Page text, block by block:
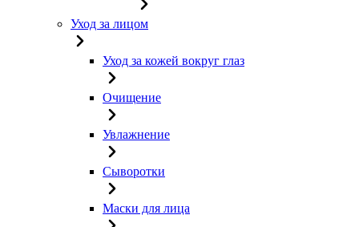
Уход за лицом
Уход за кожей вокруг глаз
Очищение
Увлажнение
Сыворотки
Маски для лица